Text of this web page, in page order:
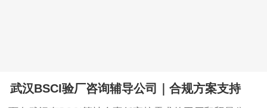
武汉BSCI验厂咨询辅导公司｜合规方案支持